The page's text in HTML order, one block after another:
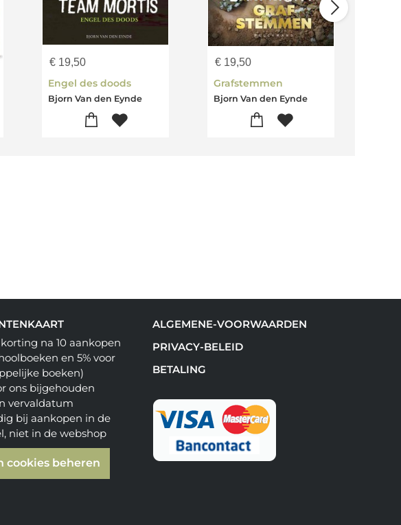
€19,50
Engel des doods
Bjorn Van den Eynde
€ 19,50
Grafstemmen
Bjorn Van den Eynde
korting na 10 aankopen
en 5% voor
boeken)
ons bijgehouden
vervaldatum
bij aankopen in de
niet in de webshop
cookies beheren
ALGEMENE-VOORWAARDEN
PRIVACY-BELEID
BETALING